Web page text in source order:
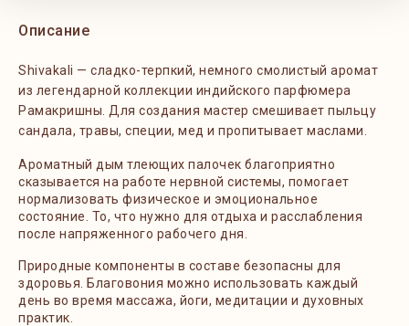
Описание
Shivakali — сладко-терпкий, немного смолистый аромат
из легендарной коллекции индийского парфюмера
Рамакришны. Для создания мастер смешивает пыльцу
сандала, травы, специи, мед и пропитывает маслами.
Ароматный дым тлеющих палочек благоприятно
сказывается на работе нервной системы, помогает
нормализовать физическое и эмоциональное
состояние. То, что нужно для отдыха и расслабления
после напряженного рабочего дня.
Природные компоненты в составе безопасны для
здоровья. Благовония можно использовать каждый
день во время массажа, йоги, медитации и духовных
практик.